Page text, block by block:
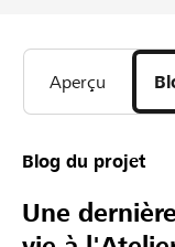
Aperçu
Blog du projet
Une